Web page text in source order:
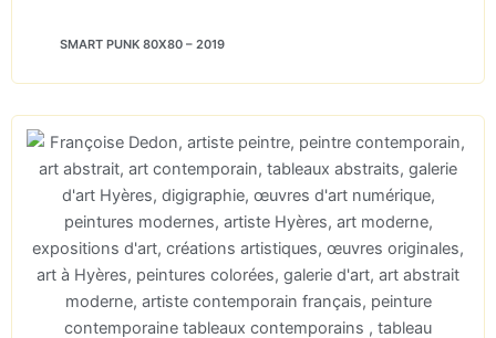
SMART PUNK 80X80 – 2019